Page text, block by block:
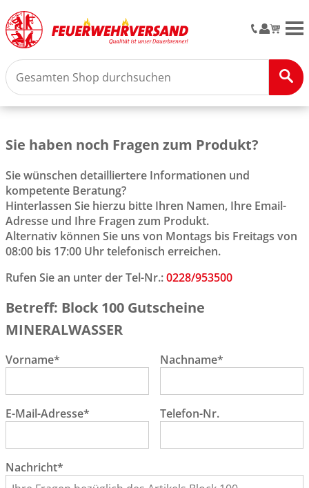
Sie haben noch Fragen zum Produkt?
Sie wünschen detailliertere Informationen und
kompetente Beratung?
Hinterlassen Sie hierzu bitte Ihren Namen, Ihre Email-
Adresse und Ihre Fragen zum Produkt.
Alternativ können Sie uns von Montags bis Freitags von
08:00 bis 17:00 Uhr telefonisch erreichen.
Rufen Sie an unter der Tel-Nr.:0228/953500
Betreff: Block 100 Gutscheine
MINERALWASSER
Vorname* Nachname*
E-Mail-Adresse* Telefon-Nr.
Nachricht*